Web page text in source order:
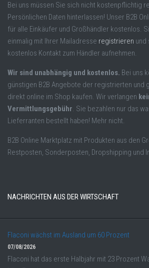
Bei uns müssen Sie sich nicht kostenpflichtig
Persönlichen Daten hinterlassen! Unser B2B
für alle Einkäufer und Großhändler kostenlos.
einmalig mit Ihrer Mailadresse registrieren und
kostenlos Kontakt zum Händler aufnehmen.
Wir sind unabhängig und kostenlos. Bei uns
günstigen B2B Angebote der registrierten und
direkt online im Shop kaufen. Wir verlangen
Vermittlungsgebühr. Sie bezahlen nur das
Lieferranten bestellt haben! Mehr nicht.
B2B Online Marktplatz mit Produkten aus den
Restposten, Sonderposten, Dropshipping und
NACHRICHTEN AUS DER WIRTSCHAFT
Flaconi wächst im Ausland um 60 Prozent
07/08/2026
Flaconi hat das erste Halbjahr mit 23 Prozent